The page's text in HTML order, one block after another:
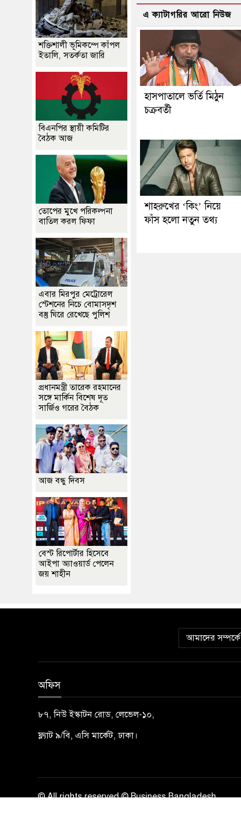
এ ক্যাটাগরির আরো নিউজ
হাসপাতালে ভর্তি মিঠুন
চক্রবর্তী
শাহরুখের ‘কিং’ নিয়ে
ফাঁস হলো নতুন তথ্য
শক্তিশালী ভূমিকম্পে কাঁপল
ইতালি, সতর্কতা জারি
বিএনপির স্থায়ী কমিটির
বৈঠক আজ
তোপের মুখে পরিকল্পনা
বাতিল করল ফিফা
এবার মিরপুর মেট্রোরেল
স্টেশনের নিচে বোমাসদৃশ
বস্তু ঘিরে রেখেছে পুলিশ
প্রধানমন্ত্রী তারেক রহমানের
সঙ্গে মার্কিন বিশেষ দূত
সার্জিও গরের বৈঠক
আজ বন্ধু দিবস
বেস্ট রিপোর্টার হিসেবে
আইপা অ্যাওয়ার্ড পেলেন
জয় শাহীন
আমাদের সম্পর্কে
অফিস
৮৭, নিউ ইস্কাটন রোড, লেভেল-১০,
ফ্ল্যাট ৯/বি, এসি মার্কেট, ঢাকা।
© All rights reserved © Business Bangladesh